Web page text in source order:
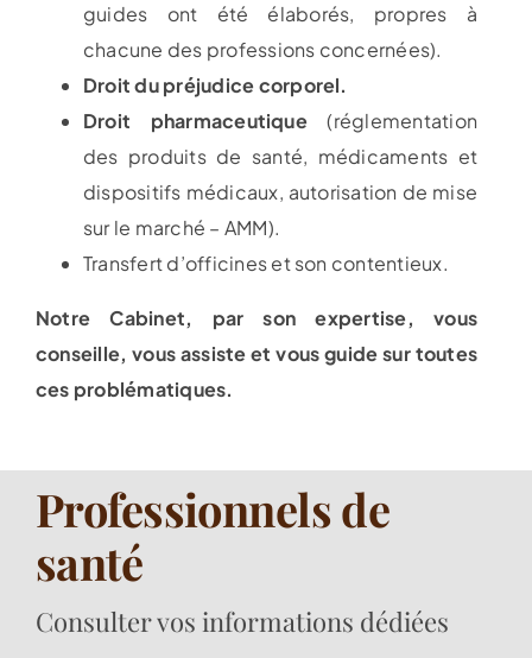
guides ont été élaborés, propres à
chacune des professions concernées).
Droit du préjudice corporel.
Droit pharmaceutique(réglementation
des produits de santé, médicaments et
dispositifs médicaux, autorisation de mise
sur le marché – AMM).
Transfert d’officines et son contentieux.
Notre Cabinet, par son expertise, vous
conseille, vous assiste et vous guide sur toutes
ces problématiques.
Professionnels de
santé
Consulter vos informations dédiées